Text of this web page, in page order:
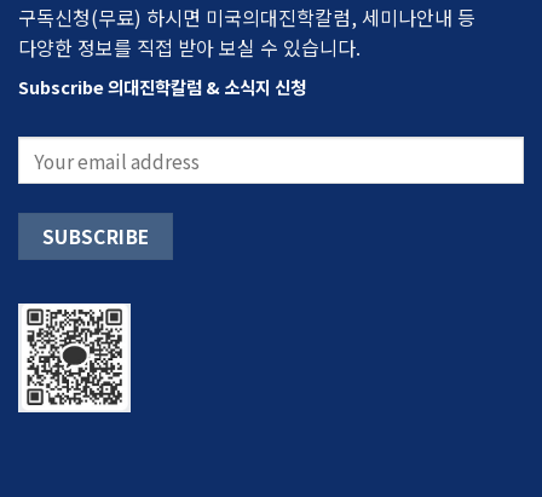
구독신청(무료) 하시면 미국의대진학칼럼, 세미나안내 등
다양한 정보를 직접 받아 보실 수 있습니다.
Subscribe 의대진학칼럼 & 소식지 신청